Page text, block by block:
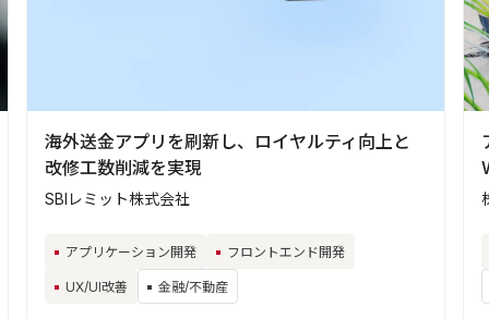
海外送金アプリを刷新し、ロイヤルティ向上と
改修工数削減を実現
SBIレミット株式会社
アプリケーション開発 フロントエンド開発
UX/UI改善 金融/不動産